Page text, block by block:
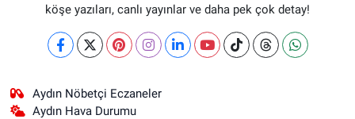
köşe yazıları, canlı yayınlar ve daha pek çok detay!
Aydın Nöbetçi Eczaneler
Aydın Hava Durumu